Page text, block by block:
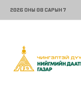
2026 ОНЫ 08 САРЫН 7